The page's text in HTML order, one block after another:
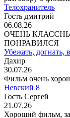
Телохранитель
Гость дмитрий
06.08.26
ОЧЕНЬ
ПОНРАВИЛСЯ
Убежать, догнать,
Дахир
30.07.26
Фильм очень
Невский 8
Гость Сергей
21.07.26
Хороший фильм,